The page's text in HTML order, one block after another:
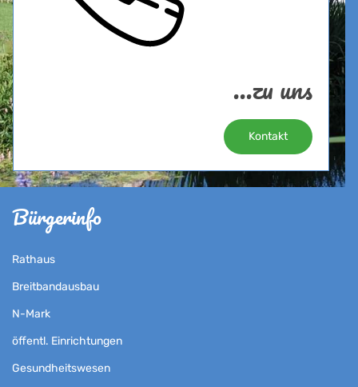
...zu uns
Kontakt
Bürgerinfo
Rathaus
Breitbandausbau
N-Mark
öffentl. Einrichtungen
Gesundheitswesen